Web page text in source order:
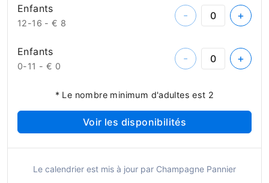
Enfants
12-16 -€ 8
- +
Enfants
0-11 - € 0
- +
* Le nombre minimum d'adultes est 2
Voir les disponibilités
Le calendrier est mis à jour par Champagne Pannier